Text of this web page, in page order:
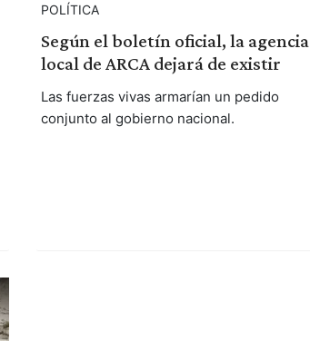
POLÍTICA
Según el boletín oficial, la agencia
local de ARCA dejará de existir
Las fuerzas vivas armarían un pedido
conjunto al gobierno nacional.